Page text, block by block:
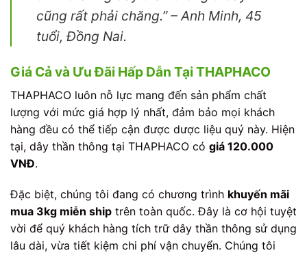
cũng rất phải chăng.”– Anh Minh, 45
tuổi, Đồng Nai.
Giá Cả và Ưu Đãi Hấp Dẫn Tại THAPHACO
THAPHACO luôn nỗ lực mang đến sản phẩm chất
lượng với mức giá hợp lý nhất, đảm bảo mọi khách
hàng đều có thể tiếp cận được dược liệu quý này. Hiện
tại, dây thần thông tại THAPHACO có giá 120.000
VNĐ.
Đặc biệt, chúng tôi đang có chương trình khuyến mãi
mua 3kg miễn ship trên toàn quốc. Đây là cơ hội tuyệt
vời để quý khách hàng tích trữ dây thần thông sử dụng
lâu dài, vừa tiết kiệm chi phí vận chuyển. Chúng tôi